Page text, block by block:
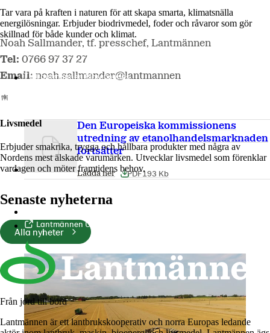
Tar vara på kraften i naturen för att skapa smarta, klimatsnälla
energilösningar. Erbjuder biodrivmedel, foder och råvaror som gör
skillnad för både kunder och klimat.
Lantmännen Biorefineries
Livsmedel
Erbjuder smakrika, trygga och hållbara produkter med några av
Nordens mest älskade varumärken. Utvecklar livsmedel som förenklar
vardagen och möter framtidens behov.
Lantmännen Cerealia
Lantmännen Unibake
Från jord till bord
Lantmännen är ett lantbrukskooperativ och norra Europas ledande
Noah Sallmander, tf. presschef, Lantmännen
Tel: 0766 97 37 27
Email: noah.sallmander@lantmannen
Den Europeiska kommissionens
utredning av etanolhandelsmarknaden
fortsätter
PDF193 Kb
Ladda ner
Senaste nyheterna
Alla nyheter